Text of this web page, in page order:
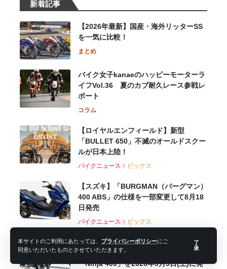
本サイトのご利用にあたっては、 プライバシーポリシーにご
同意いただいたものとさせていただきます。
了
承
新着記事
【2026年最新】国産・海外リッターSS
を一気に比較！
まとめ
バイク女子kanaeのハッピーモーターラ
イフVol.36 夏のカブ耐久レース参戦レ
ポート
コラム
【ロイヤルエンフィールド】新型
「BULLET 650」不滅のオールドスクー
ルが⽇本上陸！
バイクニューストピックス
【スズキ】「BURGMAN（バーグマン）
400 ABS」の仕様を一部変更して8月18
日発売
バイクニューストピックス
【カワサキ】ライダーのニーズをパッケ
ージしたスポーツモデル「Ninja 250」
「Ninja 400」を2026年9月5日(土)に発